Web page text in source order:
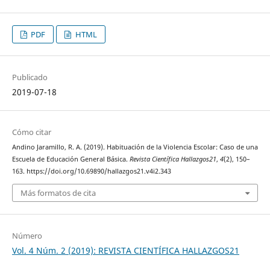
PDF HTML
Publicado
2019-07-18
Cómo citar
Andino Jaramillo, R. A. (2019). Habituación de la Violencia Escolar: Caso de una
Escuela de Educación General Básica. Revista Científica Hallazgos21, 4(2), 150–
163. https://doi.org/10.69890/hallazgos21.v4i2.343
Más formatos de cita
Número
Vol. 4 Núm. 2 (2019): REVISTA CIENTÍFICA HALLAZGOS21